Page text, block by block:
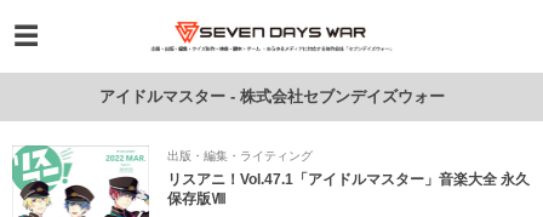
アイドルマスター - 株式会社セブンデイズウォー
出版・編集・ライティング
リスアニ！Vol.47.1「アイドルマスター」音楽大全 永久
保存版Ⅷ